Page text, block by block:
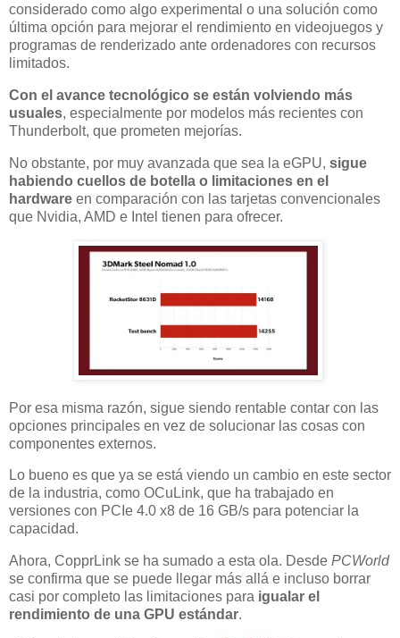
considerado como algo experimental o una solución como
última opción para mejorar el rendimiento en videojuegos y
programas de renderizado ante ordenadores con recursos
limitados.
Con el avance tecnológico se están volviendo más
usuales, especialmente por modelos más recientes con
Thunderbolt, que prometen mejorías.
No obstante, por muy avanzada que sea la eGPU, sigue
habiendo cuellos de botella o limitaciones en el
hardware en comparación con las tarjetas convencionales
que Nvidia, AMD e Intel tienen para ofrecer.
Por esa misma razón, sigue siendo rentable contar con las
opciones principales en vez de solucionar las cosas con
componentes externos.
Lo bueno es que ya se está viendo un cambio en este sector
de la industria, como OCuLink, que ha trabajado en
versiones con PCIe 4.0 x8 de 16 GB/s para potenciar la
capacidad.
Ahora, CopprLink se ha sumado a esta ola. Desde PCWorld
se confirma que se puede llegar más allá e incluso borrar
casi por completo las limitaciones para igualar el
rendimiento de una GPU estándar.